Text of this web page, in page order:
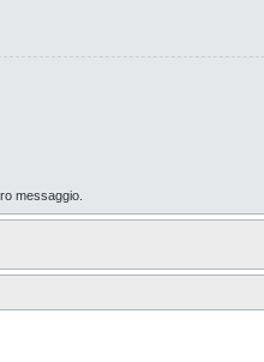
messaggio.